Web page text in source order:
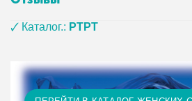
🗸 Каталог.: PTPT